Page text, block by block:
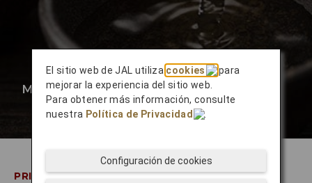
Más información❯
PRIVILEGIADOS DE JAL
El sitio web de JAL utiliza cookies
para
mejorar la experiencia del sitio web.
Para obtener más información, consulte
nuestra Política de Privacidad .
Configuración de cookies